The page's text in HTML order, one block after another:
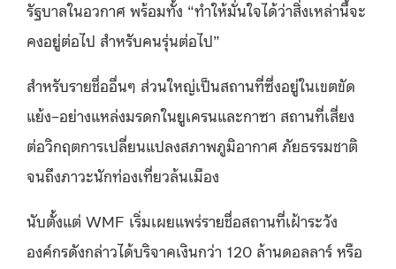
รัฐบาลในอวกาศ พร้อมทั้ง “ทำให้มั่นใจได้ว่าสิ่งเหล่านี้จะ
คงอยู่ต่อไป สำหรับคนรุ่นต่อไป”
สำหรับรายชื่ออื่นๆ ส่วนใหญ่เป็นสถานที่ซึ่งอยู่ในเขตขัด
แย้ง–อย่างแหล่งมรดกในยูเครนและกาซา สถานที่เสี่ยง
ต่อวิกฤตการเปลี่ยนแปลงสภาพภูมิอากาศ ภัยธรรมชาติ
จนถึงภาวะนักท่องเที่ยวล้นเมือง
นับตั้งแต่ WMF เริ่มเผยแพร่รายชื่อสถานที่เฝ้าระวัง
องค์กรดังกล่าวได้บริจาคเงินกว่า 120 ล้านดอลลาร์ หรือ